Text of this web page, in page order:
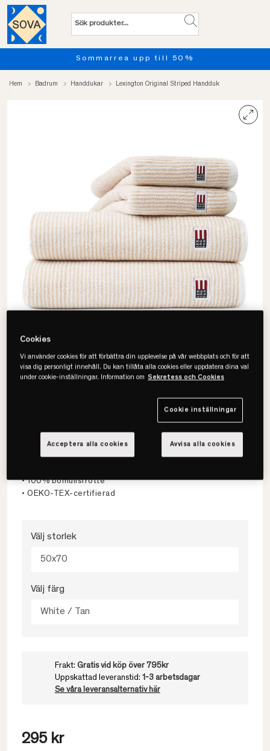
Sommarrea upp till 50%
Hem Badrum Handdukar Lexington Original Striped Handduk
Lexington
Original Striped Handduk
• 100% bomullsfrotté
• OEKO-TEX-certifierad
Välj storlek
50x70
Välj färg
White / Tan
Frakt: Gratis vid köp över 795kr
Uppskattad leveranstid: 1-3 arbetsdagar
Se våra leveransalternativ här
295 kr
Cookies
Vi använder cookies för att förbättra din upplevelse på vår webbplats och för att
visa dig personligt innehåll. Du kan tillåta alla cookies eller uppdatera dina val
under cookie-inställningar. Information om Sekretess och Cookies
Cookie inställningar
Avvisa alla cookies
Acceptera alla cookies